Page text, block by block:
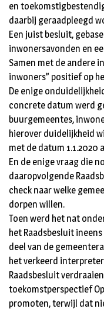
en
daarbij geraadpleegd
Een juist besluit,
inwonersavonden en
Samen met de andere
inwoners” positief op
De enige
concrete datum werd
buurgemeentes,
hierover duidelijkheid
met de datum 1.1.2020
En de enige vraag die
daaropvolgende
check naar welke
dorpen willen.
Toen werd het nat
het Raadsbesluit
deel van de
het verkeerd
Raadsbesluit
toekomstperspectief
promoten, terwijl dat